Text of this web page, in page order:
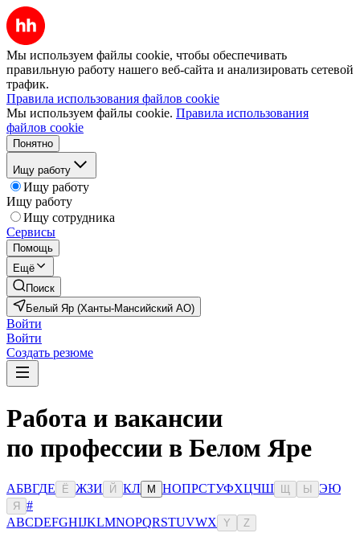
Мы используем файлы cookie, чтобы обеспечивать
правильную работу нашего веб-сайта и анализировать сетевой
трафик.
Правила использования файлов cookie
Мы используем файлы cookie. Правила использования
файлов cookie
Понятно
Ищу работу
Ищу работу
Ищу работу
Ищу сотрудника
Сервисы
Помощь
Ещё
Поиск
Белый Яр (Ханты-Мансийский АО)
Войти
Войти
Создать резюме
Работа и вакансии
по профессии в Белом Яре
АБВГДЕ Ё ЖЗИ Й КЛ М НОПРСТУФХЦЧШ Ы ЭЮ
Я
#
ABCDEFGHIJKLMNOPQRSTUVWX Y Z